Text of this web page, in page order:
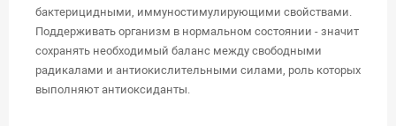
бактерицидными, иммуностимулирующими свойствами.
Поддерживать организм в нормальном состоянии - значит
сохранять необходимый баланс между свободными
радикалами и антиокислительными силами, роль которых
выполняют антиоксиданты.